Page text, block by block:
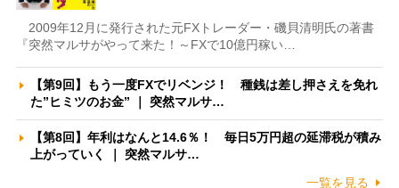
2009年12月に発行された元FXトレーダー・磯貝清明氏の著書
『突然マルサがやって来た！～FXで10億円稼い…
【第9回】もう一度FXでリベンジ！ 種銭は差し押さえを免れ
た”ヒミツのお金” ｜ 突然マルサ…
【第8回】年利はなんと14.6％！ 毎日5万円超の延滞税が積み
上がっていく ｜ 突然マルサ…
一覧を見る